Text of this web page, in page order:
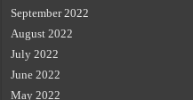
September 2022
August 2022
July 2022
June 2022
May 2022